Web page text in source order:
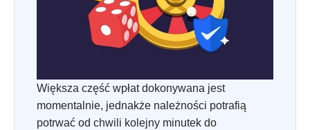
Większa część wpłat dokonywana jest
momentalnie, jednakże należności potrafią
potrwać od chwili kolejny minutek do